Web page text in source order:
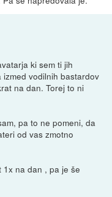
ki sem ti jih
vodilnih bastardov
na dan. Torej to ni
pa to ne pomeni, da
od vas zmotno
1x na dan , pa je še